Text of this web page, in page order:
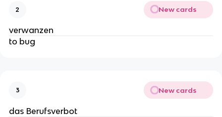
2 New cards
verwanzen
to bug
3 New cards
das Berufsverbot